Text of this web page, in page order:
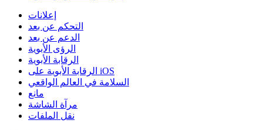
إعلانات
التحكم عن بعد
الدعم عن بعد
الرؤى الأبوية
الرقابة الأبوية
الرقابة الأبوية على iOS
السلامة في العالم الواقعي
مانع
مرآة الشاشة
نقل الملفات